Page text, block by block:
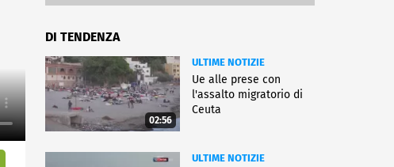
DI TENDENZA
02:56
ULTIME NOTIZIE
Ue alle prese con
l'assalto migratorio di
Ceuta
ULTIME NOTIZIE